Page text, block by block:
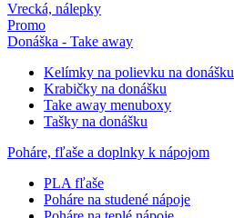
Vrecká, nálepky
Promo
Donáška - Take away
Kelímky na polievku na donášku
Krabičky na donášku
Take away menuboxy
Tašky na donášku
Poháre, fľaše a doplnky k nápojom
PLA fľaše
Poháre na studené nápoje